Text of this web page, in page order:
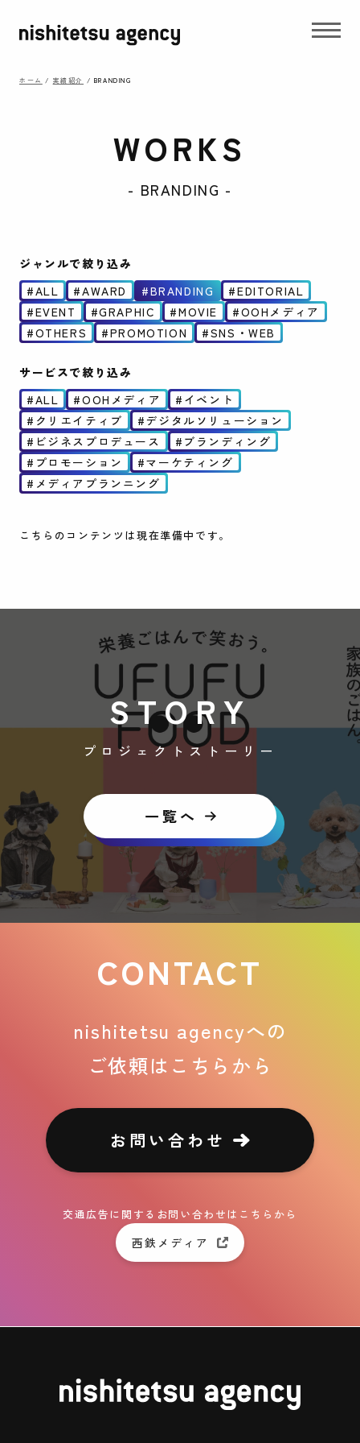
ホーム / 実績紹介 / BRANDING
WORKS
- BRANDING -
ジャンルで絞り込み
ALL
AWARD BRANDING
EDITORIAL
EVENT
GRAPHIC MOVIE
OOHメディア
OTHERS
PROMOTION SNS・WEB
サービスで絞り込み
ALL
OOHメディア
イベント
クリエイティブ
デジタルソリューション
ビジネスプロデュース
ブランディング
プロモーション
マーケティング
メディアプランニング
こちらのコンテンツは現在準備中です。
STORY
プロジェクトストーリー
一覧へ
CONTACT
nishitetsu agencyへの
ご依頼はこちらから
お問い合わせ
交通広告に関するお問い合わせはこちらから
西鉄メディア